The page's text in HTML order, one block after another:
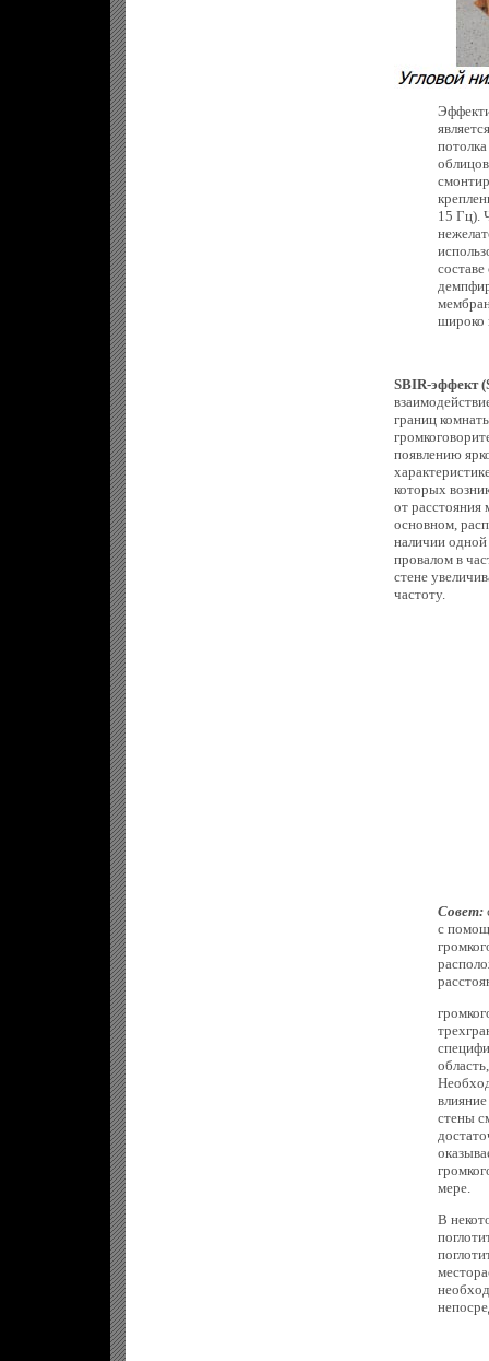
15 Гц).
широко
SBIR-эффект (
границ
появлению
которых
от расстояния
основном,
наличии одной
провалом в
стене
частоту.
Совет:
с
стены
мере.
В